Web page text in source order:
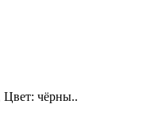
Цвет: чёрны..